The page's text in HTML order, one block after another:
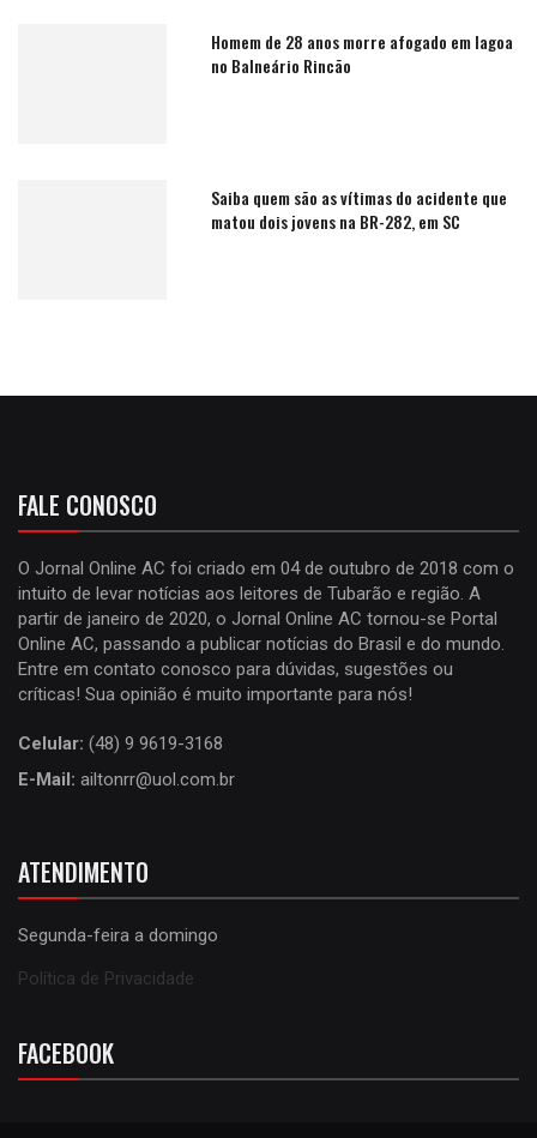
Homem de 28 anos morre afogado em lagoa
no Balneário Rincão
Saiba quem são as vítimas do acidente que
matou dois jovens na BR-282, em SC
FALE CONOSCO
O Jornal Online AC foi criado em 04 de outubro de 2018 com o
intuito de levar notícias aos leitores de Tubarão e região. A
partir de janeiro de 2020, o Jornal Online AC tornou-se Portal
Online AC, passando a publicar notícias do Brasil e do mundo.
Entre em contato conosco para dúvidas, sugestões ou
críticas! Sua opinião é muito importante para nós!
Celular: (48) 9 9619-3168
E-Mail: ailtonrr@uol.com.br
ATENDIMENTO
Segunda-feira a domingo
Política de Privacidade
FACEBOOK